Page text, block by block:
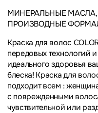
МИНЕРАЛЬНЫЕ
ПРОИЗВОДНЫЕ
Краска для волос
передовых технологий
идеального здоровья
блеска! Краска для
подходит всем :
с поврежденными
чувствительной или